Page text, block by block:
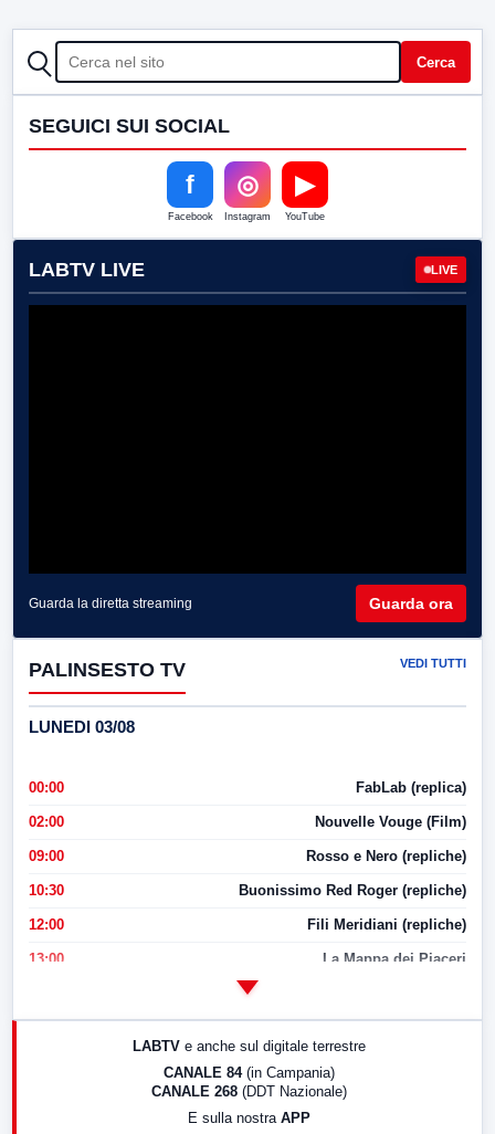
CERCA Cerca
SEGUICI SUI SOCIAL
f
Facebook
◎
Instagram
▶
YouTube
LABTV LIVE LIVE
Guarda la diretta streaming Guarda ora
PALINSESTO TV VEDI TUTTI
LUNEDI 03/08
00:00 FabLab (replica)
02:00 Nouvelle Vouge (Film)
09:00 Rosso e Nero (repliche)
10:30 Buonissimo Red Roger (repliche)
12:00 Fili Meridiani (repliche)
13:00 La Mappa dei Piaceri
LABTV e anche sul digitale terrestre
CANALE 84 (in Campania)
CANALE 268 (DDT Nazionale)
E sulla nostra APP